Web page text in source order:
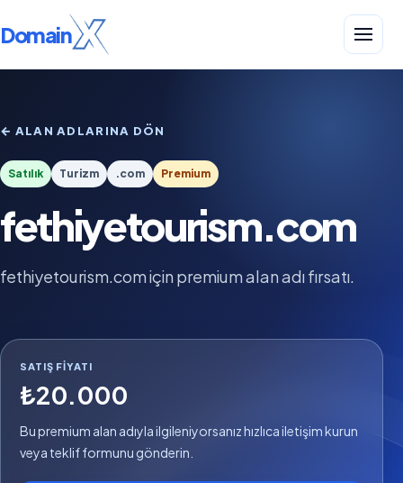
Domain
← ALAN ADLARINA DÖN
Satılık Turizm .com Premium
fethiyetourism.com
fethiyetourism.com için premium alan adı fırsatı.
SATIŞ FIYATI
₺20.000
Bu premium alan adıyla ilgileniyorsanız hızlıca iletişim kurun
veya teklif formunu gönderin.